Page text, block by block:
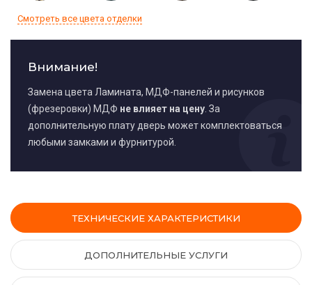
Смотреть все цвета отделки
Внимание!
Замена цвета Ламината, МДФ-панелей и рисунков
(фрезеровки) МДФ не влияет на цену . За
дополнительную плату дверь может комплектоваться
любыми замками и фурнитурой.
ТЕХНИЧЕСКИЕ ХАРАКТЕРИСТИКИ
ДОПОЛНИТЕЛЬНЫЕ УСЛУГИ